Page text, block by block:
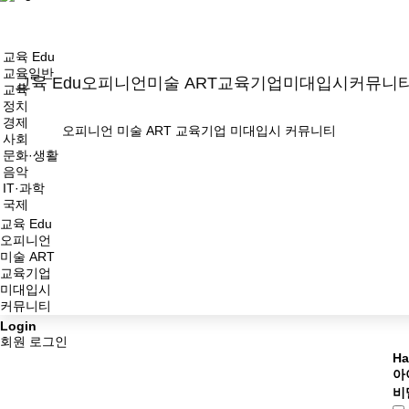
교육 Edu 오피니언 미술 ART교육기업 미대입시 커뮤니
교육 Edu
교육일반
교육
정치
경제
사회
문화·생활
음악
IT·과학
국제
오피니언 미술 ART 교육기업 미대입시 커뮤니티
교육 Edu
오피니언
미술 ART
교육기업
미대입시
커뮤니티
Login
회원 로그인
아
비